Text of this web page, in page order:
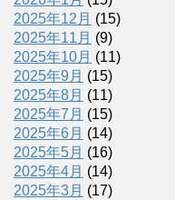
2025年12月 (15)
2025年11月 (9)
2025年10月 (11)
2025年9月 (15)
2025年8月 (11)
2025年7月 (15)
2025年6月 (14)
2025年5月 (16)
2025年4月 (14)
2025年3月 (17)